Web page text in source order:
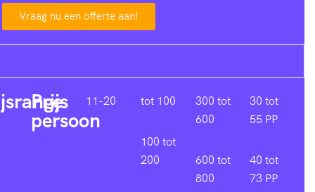
Vraag nu een offerte aan!
Prijs
persoon
11-20 tot 100
100 tot
200
300 tot
600
600 tot
800
30 tot
55 PP
40 tot
73 PP